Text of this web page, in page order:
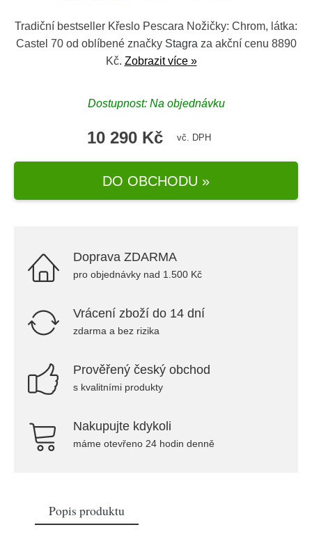
Tradiční bestseller Křeslo Pescara Nožičky: Chrom, látka:
Castel 70 od oblíbené značky Stagra za akční cenu 8890
Kč. Zobrazit více »
Dostupnost: Na objednávku
10 290 Kč vč. DPH
DO OBCHODU »
Doprava ZDARMA
pro objednávky nad 1.500 Kč
Vrácení zboží do 14 dní
zdarma a bez rizika
Prověřený český obchod
s kvalitními produkty
Nakupujte kdykoli
máme otevřeno 24 hodin denně
Popis produktu